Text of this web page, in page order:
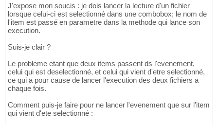
J'expose mon soucis : je dois lancer la lecture d'un fichier
lorsque celui-ci est selectionné dans une combobox; le nom de
l'item est passé en parametre dans la methode qui lance son
execution.
Suis-je clair ?
Le probleme etant que deux items passent ds l'evenement,
celui qui est deselectionné, et celui qui vient d'etre selectionné,
ce qui a pour cause de lancer l'execution des deux fichiers a
chaque fois.
Comment puis-je faire pour ne lancer l'evenement que sur l'item
qui vient d'ete selectionné :